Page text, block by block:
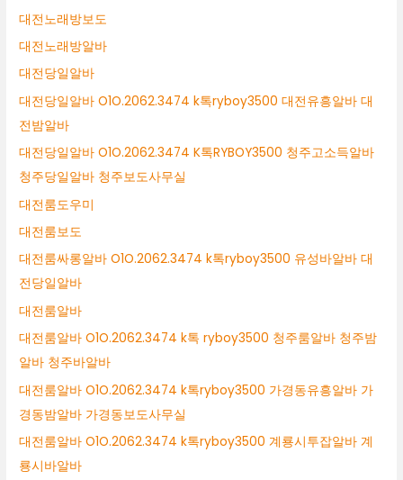
대전노래방보도
대전노래방알바
대전당일알바
대전당일알바 O1O.2062.3474 k톡ryboy3500 대전유흥알바 대
전밤알바
대전당일알바 O1O.2062.3474 K톡RYBOY3500 청주고소득알바
청주당일알바 청주보도사무실
대전룸도우미
대전룸보도
대전룸싸롱알바 O1O.2062.3474 k톡ryboy3500 유성바알바 대
전당일알바
대전룸알바
대전룸알바 O1O.2062.3474 k톡 ryboy3500 청주룸알바 청주밤
알바 청주바알바
대전룸알바 O1O.2062.3474 k톡ryboy3500 가경동유흥알바 가
경동밤알바 가경동보도사무실
대전룸알바 O1O.2062.3474 k톡ryboy3500 계룡시투잡알바 계
룡시바알바